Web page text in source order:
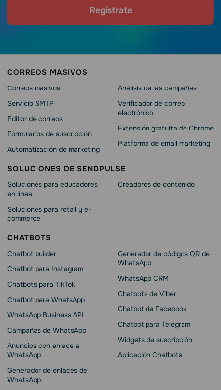
Regístrate
CORREOS MASIVOS
Correos masivos
Servicio SMTP
Editor de correos
Formularios de suscripción
Automatización de marketing
Análisis de las campañas
Verificador de correo
electrónico
Extensión gratuita de Chrome
Platforma de email marketing
SOLUCIONES DE SENDPULSE
Soluciones para educadores
en línea
Soluciones para retail y e-
commerce
Creadores de contenido
CHATBOTS
Chatbot builder
Chatbot para Instagram
Chatbots para TikTok
Chatbot para WhatsApp
WhatsApp Business API
Campañas de WhatsApp
Anuncios con enlace a
WhatsApp
Generador de enlaces de
WhatsApp
Generador de códigos QR de
WhatsApp
WhatsApp CRM
Chatbots de Viber
Chatbot de Facebook
Chatbot para Telegram
Widgets de suscripción
Aplicación Chatbots